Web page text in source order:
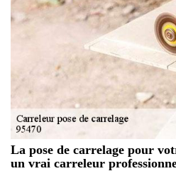
La pose de carrelage pour
un vrai carreleur